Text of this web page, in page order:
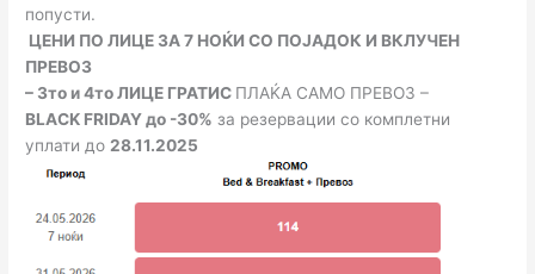
попусти.
ЦЕНИ ПО ЛИЦЕ ЗА 7 НОЌИ СО ПОЈАДОК И ВКЛУЧЕН
ПРЕВОЗ
– 3то и 4то ЛИЦЕ ГРАТИС ПЛАЌА САМО ПРЕВОЗ –
BLACK FRIDAY до -30% за резервации со комплетни
уплати до28.11.2025